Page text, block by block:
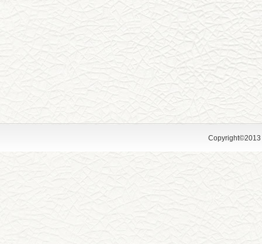
Copyright©2013